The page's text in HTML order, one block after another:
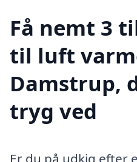
Få nemt 3
til luft
Damstrup,
tryg ved
Er du på udkig efter